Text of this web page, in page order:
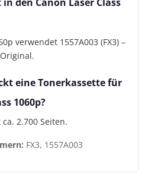
verwendet 1557A003 (FX3) –
eine Tonerkassette für
1060p?
2.700 Seiten.
FX3, 1557A003